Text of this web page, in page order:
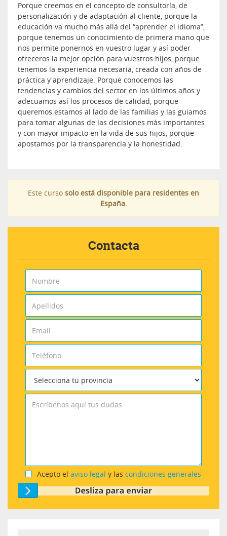
Porque creemos en el concepto de consultoría, de
personalización y de adaptación al cliente, porque la
educación va mucho más allá del “aprender el idioma”,
porque tenemos un conocimiento de primera mano que
nos permite ponernos en vuestro lugar y así poder
ofreceros la mejor opción para vuestros hijos, porque
tenemos la experiencia necesaria, creada con años de
práctica y aprendizaje. Porque conocemos las
tendencias y cambios del sector en los últimos años y
adecuamos así los procesos de calidad, porque
queremos estamos al lado de las familias y las guiamos
para tomar algunas de las decisiones más importantes
y con mayor impacto en la vida de sus hijos, porque
apostamos por la transparencia y la honestidad.
Este curso solo está disponible para residentes en
España.
Contacta
Acepto el aviso legal y las condiciones generales